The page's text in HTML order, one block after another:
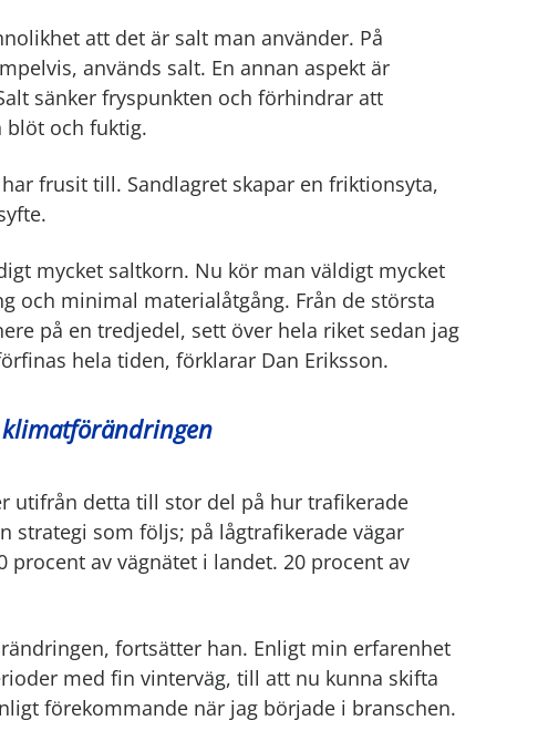
att det är salt man använder. På
används salt. En annan aspekt är
sänker fryspunkten och förhindrar att
blöt och fuktig.
frusit till. Sandlagret skapar en friktionsyta,
mycket saltkorn. Nu kör man väldigt mycket
och minimal materialåtgång. Från de största
på en tredjedel, sett över hela riket sedan jag
hela tiden, förklarar Dan Eriksson.
utifrån detta till stor del på hur trafikerade
strategi som följs; på lågtrafikerade vägar
procent av vägnätet i landet. 20 procent av
fortsätter han. Enligt min erfarenhet
med fin vinterväg, till att nu kunna skifta
förekommande när jag började i branschen.